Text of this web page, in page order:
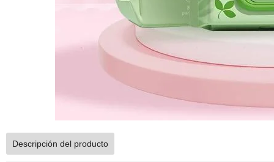
Descripción del producto